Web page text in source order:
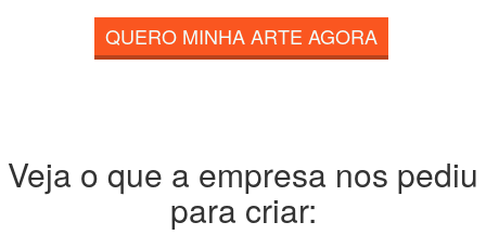
QUERO MINHA ARTE AGORA
Veja o que a empresa nos pediu
para criar: